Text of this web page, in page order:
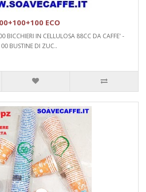
ECO
BICCHIERI IN CELLULOSA 88CC DA CAFFE' -
BUSTINE DI ZUC..